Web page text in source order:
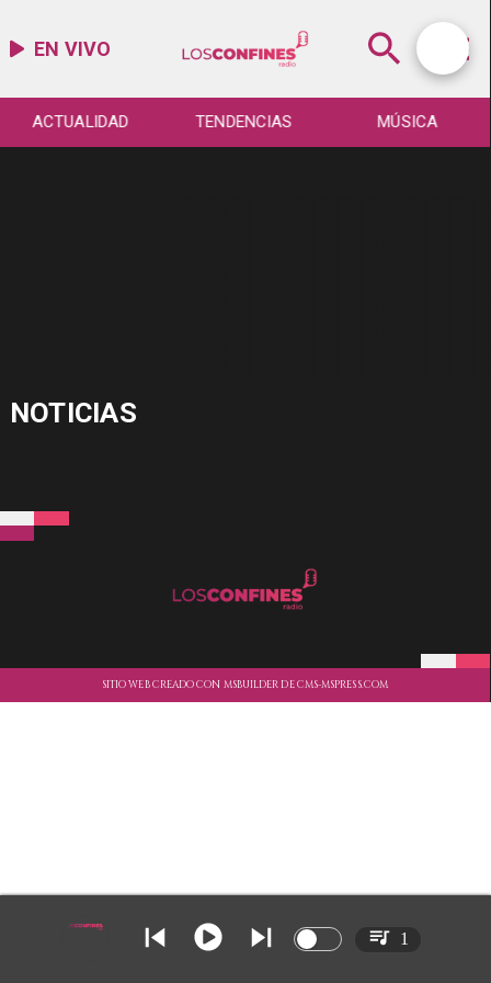
EN VIVO
ACTUALIDAD TENDENCIAS MÚSICA
NOTICIAS
SITIO WEB CREADO CON MSBUILDER DE CMS-MSPRESS.COM
1